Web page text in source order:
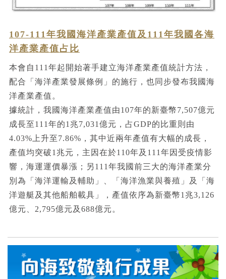
107-111年我國海洋產業產值及111年我國各海
洋產業產值占比
本會自111年起開始著手建立海洋產業產值統計方法，
配合「海洋產業發展條例」的施行，也同步發布我國海
洋產業產值。
據統計，我國海洋產業產值由107年的新臺幣7,507億元
成長至111年的1兆7,031億元，占GDP的比重則由
4.03%上升至7.86%，其中近兩年產值有大幅的成長，
產值均突破1兆元，主因在於110年及111年因受疫情影
響，海運運價暴漲；另111年我國前三大的海洋產業分
別為「海洋運輸及輔助」、「海洋漁業與養殖」及「海
洋遊艇及其他船舶載具」，產值依序為新臺幣1兆3,126
億元、2,795億元及688億元。